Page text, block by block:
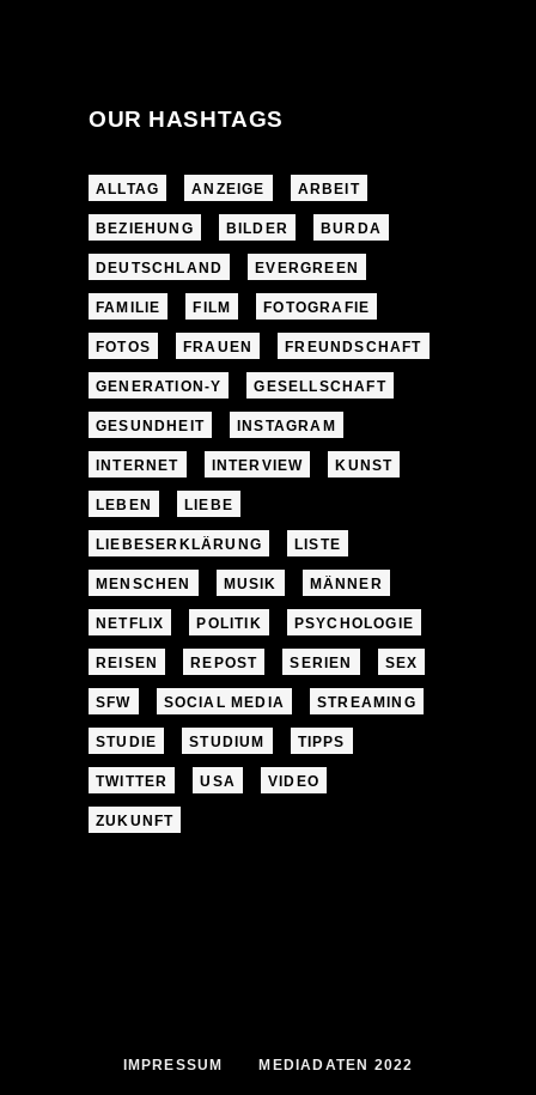
OUR HASHTAGS
ALLTAG ANZEIGE ARBEIT
BEZIEHUNG BILDER BURDA
DEUTSCHLAND EVERGREEN
FAMILIE FILM FOTOGRAFIE
FOTOS FRAUEN FREUNDSCHAFT
GENERATION-Y GESELLSCHAFT
GESUNDHEIT INSTAGRAM
INTERNET INTERVIEW KUNST
LEBEN LIEBE
LIEBESERKLÄRUNG LISTE
MENSCHEN MUSIK MÄNNER
NETFLIX POLITIK PSYCHOLOGIE
REISEN REPOST SERIEN SEX
SFW SOCIAL MEDIA STREAMING
STUDIE STUDIUM TIPPS
TWITTER USA VIDEO
ZUKUNFT
IMPRESSUM MEDIADATEN 2022